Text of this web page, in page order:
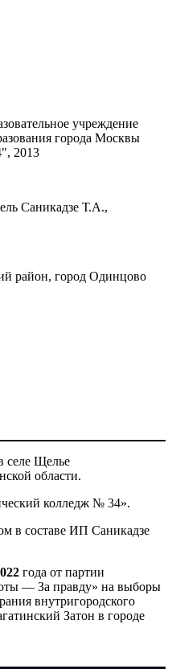
учреждение
города Москвы
2013
Саникадзе Т.А.,
район, город Одинцово
селе Щелье
области.
колледж № 34».
в составе ИП Саникадзе
года от партии
— За правду» на выборы
внутригородского
Затон в городе